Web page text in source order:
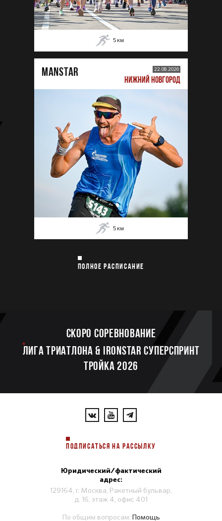
5 км
MANSTAR 22.08.2026
НИЖНИЙ НОВГОРОД
5 км
ПОЛНОЕ РАСПИСАНИЕ
Скоро соревнование
ЛИГА ТРИАТЛОНА & IRONSTAR СУПЕРСПРИНТ
ТРОЙКА 2026
ПОДПИСАТЬСЯ НА РАССЫЛКУ
Юридический/фактический
адрес:
129164, г. Москва, Ракетный бульвар,
д. 16, этаж 4, офис 401
По общим вопросам: Помощь